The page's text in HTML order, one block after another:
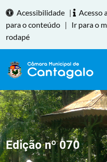
Acessibilidade | Acesso
para o conteúdo | Ir para o
rodapé
Edição nº 070